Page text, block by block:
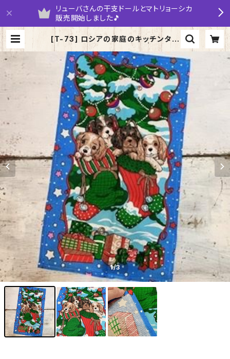
リューバさんの干支ドールとマトリョーシカ
販売開始しました🎵
[T-73] ロシアの家庭のキッチンタオ
ル クリスマス 「キャバリア」 | yarum
aruka
1/3